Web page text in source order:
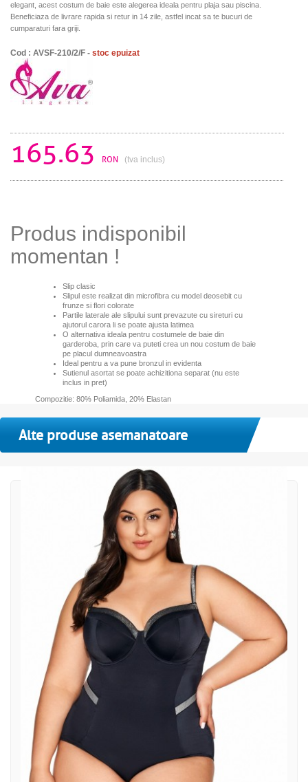
elegant, acest costum de baie este alegerea ideala pentru plaja sau piscina.
Beneficiaza de livrare rapida si retur in 14 zile, astfel incat sa te bucuri de
cumparaturi fara griji.
Cod : AVSF-210/2/F - stoc epuizat
165.63 RON (tva inclus)
Produs indisponibil
momentan !
Slip clasic
Slipul este realizat din microfibra cu model deosebit cu
frunze si flori colorate
Partile laterale ale slipului sunt prevazute cu sireturi cu
ajutorul carora li se poate ajusta latimea
O alternativa ideala pentru costumele de baie din
garderoba, prin care va puteti crea un nou costum de baie
pe placul dumneavoastra
Ideal pentru a va pune bronzul in evidenta
Sutienul asortat se poate achizitiona separat (nu este
inclus in pret)
Compozitie: 80% Poliamida, 20% Elastan
Alte produse asemanatoare